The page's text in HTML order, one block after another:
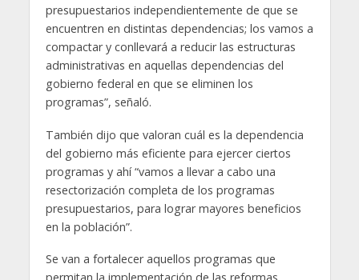
presupuestarios independientemente de que se
encuentren en distintas dependencias; los vamos a
compactar y conllevará a reducir las estructuras
administrativas en aquellas dependencias del
gobierno federal en que se eliminen los
programas”, señaló.
También dijo que valoran cuál es la dependencia
del gobierno más eficiente para ejercer ciertos
programas y ahí “vamos a llevar a cabo una
resectorización completa de los programas
presupuestarios, para lograr mayores beneficios
en la población”.
Se van a fortalecer aquellos programas que